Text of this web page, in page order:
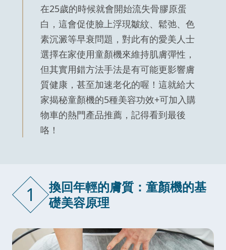
在25歲的時候就會開始流失骨膠原蛋
白，這會促使臉上浮現皺紋、鬆弛、色
素沉澱等早衰問題，對此有的愛美人士
選擇在家使用童顏機來維持肌膚彈性，
但其實用錯方法手法是有可能更影響膚
質健康，甚至加速老化的喔！這就給大
家揭秘童顏機的5種美容功效+可加入購
物車的熱門產品推薦，記得看到最後
咯！
1
換回年輕的膚質：童顏機的基
礎美容原理